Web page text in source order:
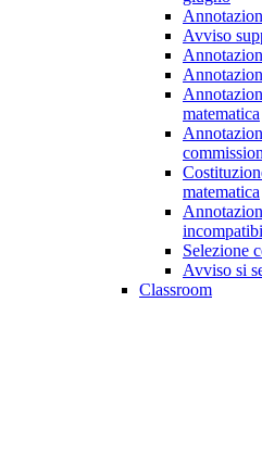
Avviso
matematica
matematica
Selezione
Avviso si
Classroom